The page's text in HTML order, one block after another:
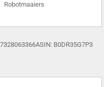
Robotmaaiers
ASIN: B0DR35G7P3